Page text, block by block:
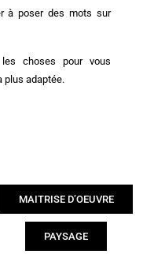
à poser des mots sur
choses pour vous
plus adaptée.
MAITRISE D’OEUVRE
PAYSAGE